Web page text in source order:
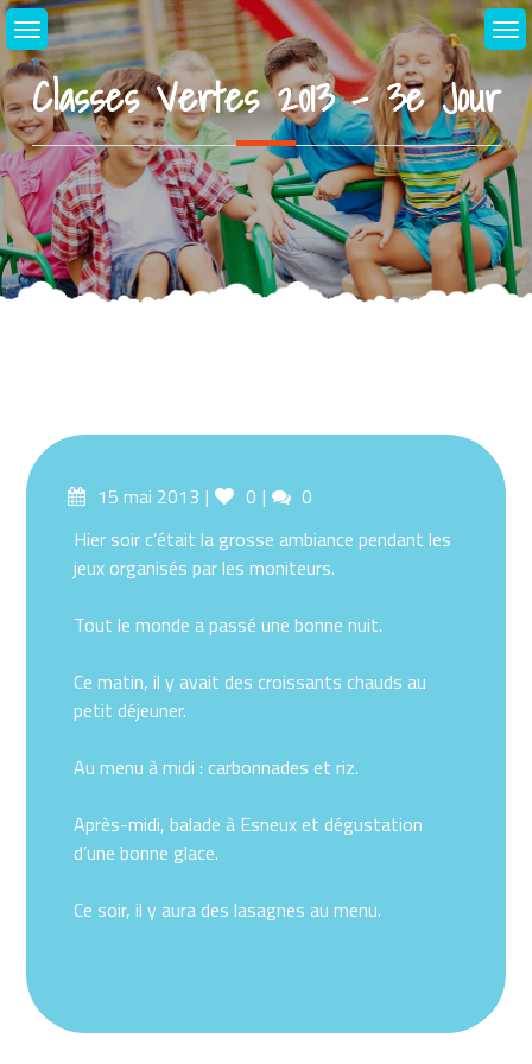
Skip
to
contentClasses Vertes 2013 – 3e Jour
Posted15 mai 2013 Likes
0 Comments
0
Hier soir c’était la grosse ambiance pendant les
jeux organisés par les moniteurs.
Tout le monde a passé une bonne nuit.
Ce matin, il y avait des croissants chauds au
petit déjeuner.
Au menu à midi : carbonnades et riz.
Après-midi, balade à Esneux et dégustation
d’une bonne glace.
Ce soir, il y aura des lasagnes au menu.